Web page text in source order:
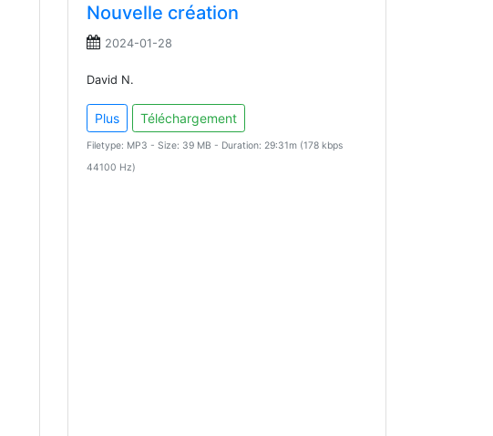
Nouvelle création
2024-01-28
David N.
Plus Téléchargement
Filetype: MP3 - Size: 39 MB - Duration: 29:31m (178 kbps
44100 Hz)